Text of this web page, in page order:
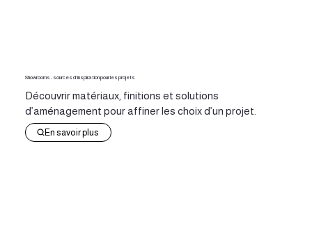
Showrooms : sources d’inspiration pour les projets
Découvrir matériaux, finitions et solutions
d’aménagement pour affiner les choix d’un projet.
En savoir plus